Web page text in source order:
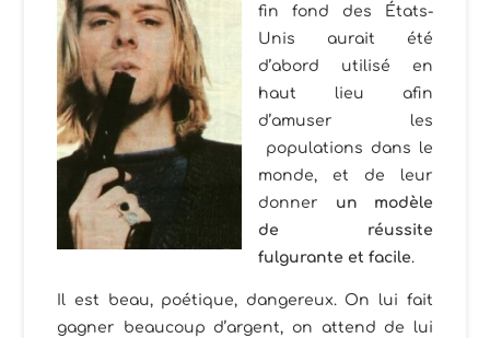
fin fond des États-
Unis aurait été
d’abord utilisé en
haut lieu afin
d’amuser les
populations dans le
monde, et de leur
donner un modèle
de réussite
fulgurante et facile.
Il est beau, poétique, dangereux. On lui fait
gagner beaucoup d’argent, on attend de lui